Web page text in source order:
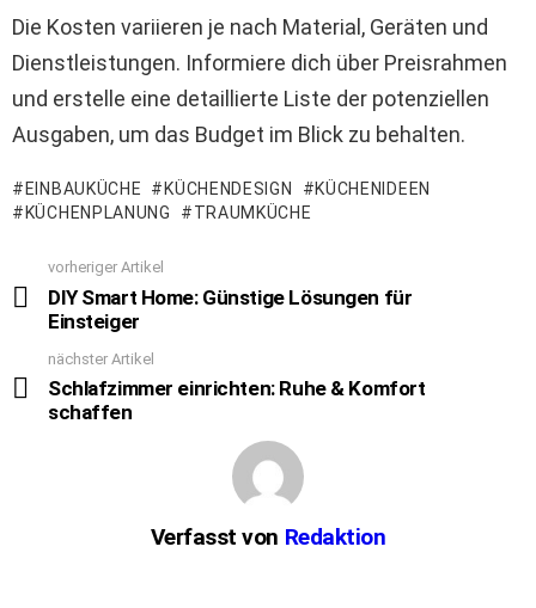
Die Kosten variieren je nach Material, Geräten und
Dienstleistungen. Informiere dich über Preisrahmen
und erstelle eine detaillierte Liste der potenziellen
Ausgaben, um das Budget im Blick zu behalten.
EINBAUKÜCHE KÜCHENDESIGN
KÜCHENIDEEN
KÜCHENPLANUNG
TRAUMKÜCHE
more
vorheriger Artikel
DIY Smart Home: Günstige Lösungen für
Einsteiger
nächster Artikel
Schlafzimmer einrichten: Ruhe & Komfort
schaffen
Verfasst von Redaktion